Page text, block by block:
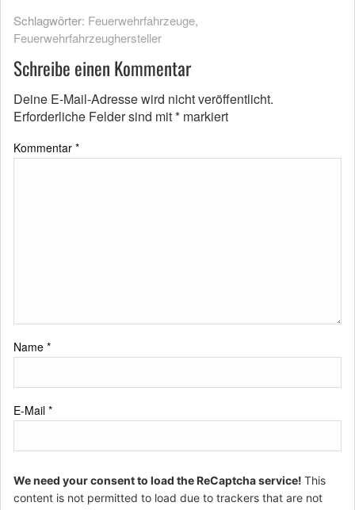
Schlagwörter: Feuerwehrfahrzeuge,
Feuerwehrfahrzeughersteller
Schreibe einen Kommentar
Deine E-Mail-Adresse wird nicht veröffentlicht.
Erforderliche Felder sind mit* markiert
Kommentar *
Name *
E-Mail *
We need your consent to load the ReCaptcha service! This
content is not permitted to load due to trackers that are not